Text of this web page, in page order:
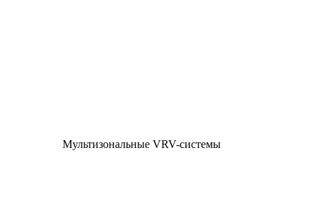
Мультизональные VRV-системы